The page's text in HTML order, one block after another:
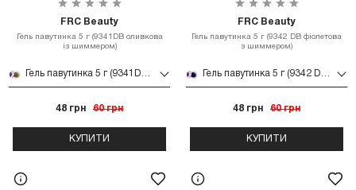
FRC Beauty
Гель павутинка 5 г (9341DB оливкова
із шиммером)
Гель павутинка 5 г (9341DB оливкова із шиммером)
48 грн 60 грн
КУПИТИ
FRC Beauty
Гель павутинка 5 г (9342 DB фіолетова
з шиммером)
Гель павутинка 5 г (9342 DB фіолетова з шиммером)
48 грн 60 грн
КУПИТИ